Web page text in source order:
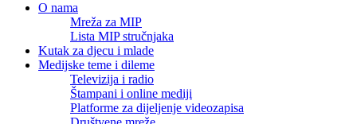
O nama
Mreža za MIP
Lista MIP stručnjaka
Kutak za djecu i mlade
Medijske teme i dileme
Televizija i radio
Štampani i online mediji
Platforme za dijeljenje videozapisa